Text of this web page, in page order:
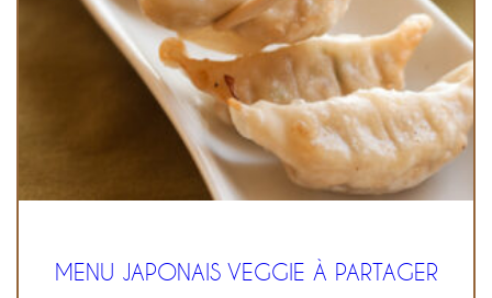
MENU JAPONAIS VEGGIE À PARTAGER